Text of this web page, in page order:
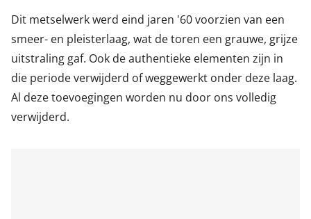
Dit metselwerk werd eind jaren '60 voorzien van een
smeer- en pleisterlaag, wat de toren een grauwe, grijze
uitstraling gaf. Ook de authentieke elementen zijn in
die periode verwijderd of weggewerkt onder deze laag.
Al deze toevoegingen worden nu door ons volledig
verwijderd.